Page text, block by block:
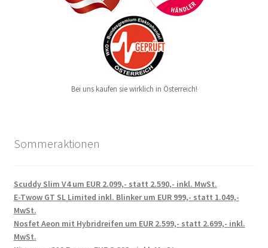
Bei uns kaufen sie wirklich in Österreich!
Sommeraktionen
Scuddy Slim V4 um EUR 2.099,- statt 2.590,- inkl. MwSt.
E-Twow GT SL Limited inkl. Blinker um EUR 999,- statt 1.049,-
MwSt.
Nosfet Aeon mit Hybridreifen um EUR 2.599,- statt 2.699,- inkl.
MwSt.